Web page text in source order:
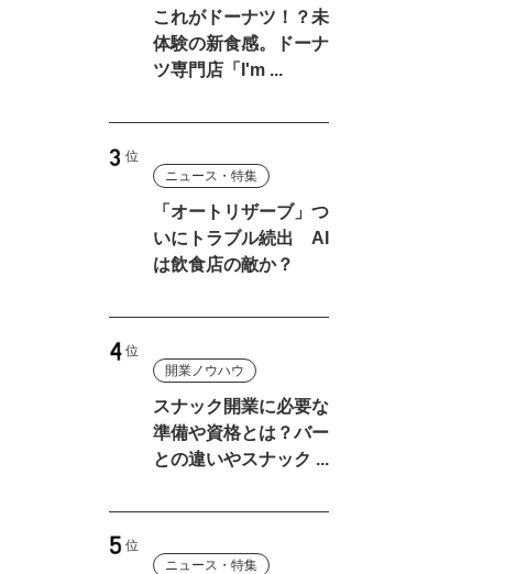
これがドーナツ！？未
体験の新食感。ドーナ
ツ専門店「I'm ...
ニュース・特集
「オートリザーブ」つ
いにトラブル続出 AI
は飲食店の敵か？
開業ノウハウ
スナック開業に必要な
準備や資格とは？バー
との違いやスナック ...
ニュース・特集